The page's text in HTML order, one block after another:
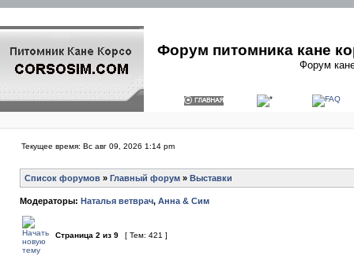
Форум питомника кане
Форум
Текущее время: Вс авг 09, 2026 1:14 pm
Список форумов » Главный форум » Выставки
Модераторы: Наталья ветврач, Анна & Сим
Страница 2 из 9 [ Тем: 421 ]